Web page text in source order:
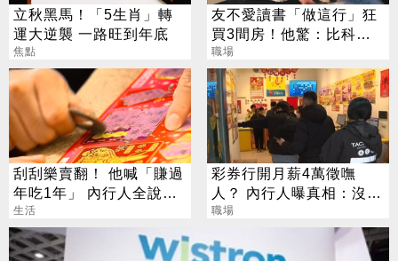
立秋黑馬！「5生肖」轉
運大逆襲 一路旺到年底
焦點
友不愛讀書「做這行」狂
買3間房！他驚：比科技
業強
職場
刮刮樂賣翻！ 他喊「賺過
年吃1年」 內行人全說
了：生存不易
生活
彩券行開月薪4萬徵嘸
人？ 內行人曝真相：沒想
像中輕鬆
職場